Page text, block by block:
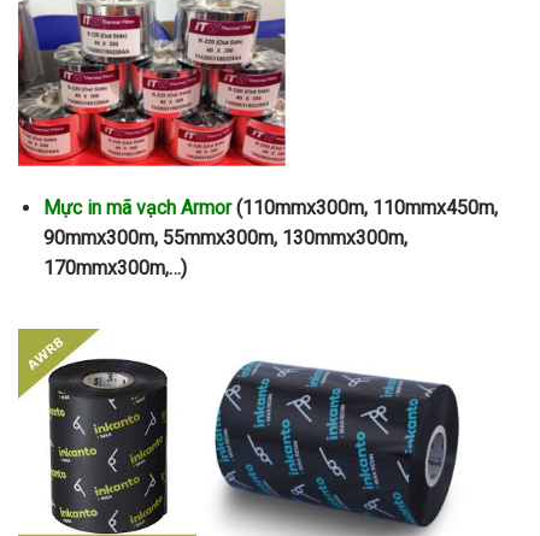
Mực in mã vạch Armor(110mmx300m, 110mmx450m,
90mmx300m, 55mmx300m, 130mmx300m,
170mmx300m,…)